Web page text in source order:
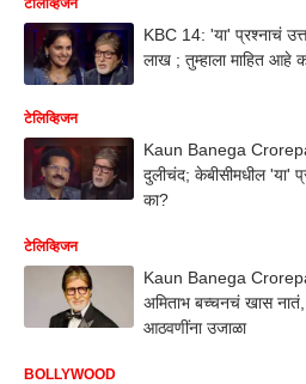
टेलिव्हिजन
KBC 14: 'या' प्रश्नाचं
लाख ; तुम्हाला माहित आहे
टेलिव्हिजन
Kaun Banega
दुलीचंद; केबीसीमधील 'या'
का?
टेलिव्हिजन
Kaun Banega
अमिताभ बच्चनचं खास नातं,
आठवणींना उजाळा
BOLLYWOOD